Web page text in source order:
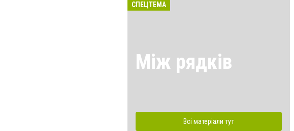
СПЕЦТЕМА
Між рядків
Всі матеріали тут